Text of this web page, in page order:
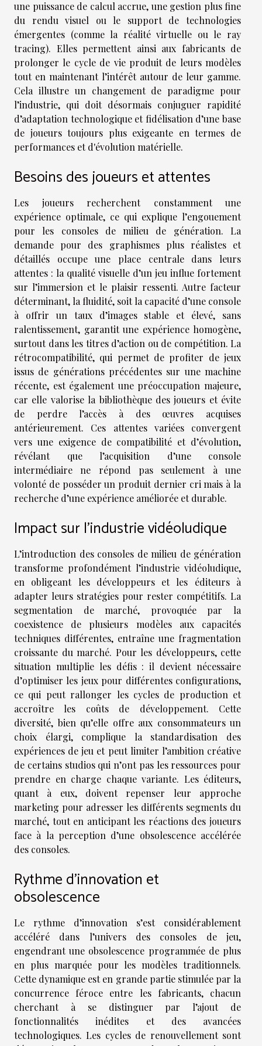
une puissance de calcul accrue, une gestion plus fine
du rendu visuel ou le support de technologies
émergentes (comme la réalité virtuelle ou le ray
tracing). Elles permettent ainsi aux fabricants de
prolonger le cycle de vie produit de leurs modèles
tout en maintenant l’intérêt autour de leur gamme.
Cela illustre un changement de paradigme pour
l’industrie, qui doit désormais conjuguer rapidité
d’adaptation technologique et fidélisation d’une base
de joueurs toujours plus exigeante en termes de
performances et d'évolution matérielle.
Besoins des joueurs et attentes
Les joueurs recherchent constamment une
expérience optimale, ce qui explique l’engouement
pour les consoles de milieu de génération. La
demande pour des graphismes plus réalistes et
détaillés occupe une place centrale dans leurs
attentes : la qualité visuelle d’un jeu influe fortement
sur l’immersion et le plaisir ressenti. Autre facteur
déterminant, la fluidité, soit la capacité d’une console
à offrir un taux d’images stable et élevé, sans
ralentissement, garantit une expérience homogène,
surtout dans les titres d’action ou de compétition. La
rétrocompatibilité, qui permet de profiter de jeux
issus de générations précédentes sur une machine
récente, est également une préoccupation majeure,
car elle valorise la bibliothèque des joueurs et évite
de perdre l’accès à des œuvres acquises
antérieurement. Ces attentes variées convergent
vers une exigence de compatibilité et d’évolution,
révélant que l’acquisition d’une console
intermédiaire ne répond pas seulement à une
volonté de posséder un produit dernier cri mais à la
recherche d’une expérience améliorée et durable.
Impact sur l’industrie vidéoludique
L’introduction des consoles de milieu de génération
transforme profondément l’industrie vidéoludique,
en obligeant les développeurs et les éditeurs à
adapter leurs stratégies pour rester compétitifs. La
segmentation de marché, provoquée par la
coexistence de plusieurs modèles aux capacités
techniques différentes, entraîne une fragmentation
croissante du marché. Pour les développeurs, cette
situation multiplie les défis : il devient nécessaire
d’optimiser les jeux pour différentes configurations,
ce qui peut rallonger les cycles de production et
accroître les coûts de développement. Cette
diversité, bien qu’elle offre aux consommateurs un
choix élargi, complique la standardisation des
expériences de jeu et peut limiter l’ambition créative
de certains studios qui n’ont pas les ressources pour
prendre en charge chaque variante. Les éditeurs,
quant à eux, doivent repenser leur approche
marketing pour adresser les différents segments du
marché, tout en anticipant les réactions des joueurs
face à la perception d’une obsolescence accélérée
des consoles.
Rythme d’innovation et
obsolescence
Le rythme d’innovation s’est considérablement
accéléré dans l’univers des consoles de jeu,
engendrant une obsolescence programmée de plus
en plus marquée pour les modèles traditionnels.
Cette dynamique est en grande partie stimulée par la
concurrence féroce entre les fabricants, chacun
cherchant à se distinguer par l’ajout de
fonctionnalités inédites et des avancées
technologiques. Les cycles de renouvellement sont